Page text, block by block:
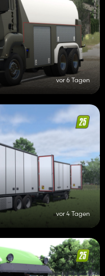
vor 6 Tagen
vor 4 Tagen